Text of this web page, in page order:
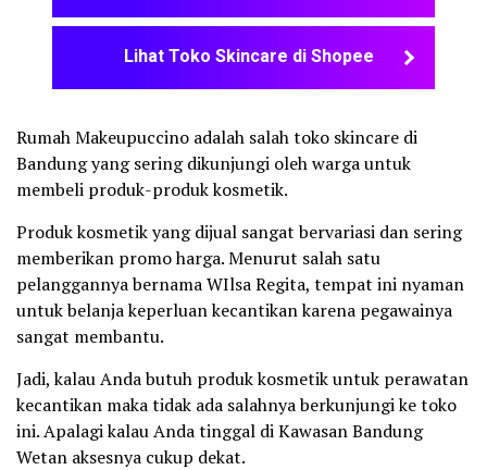
Lihat Toko Skincare di Shopee
Rumah Makeupuccino adalah salah toko skincare di
Bandung yang sering dikunjungi oleh warga untuk
membeli produk-produk kosmetik.
Produk kosmetik yang dijual sangat bervariasi dan sering
memberikan promo harga. Menurut salah satu
pelanggannya bernama WIlsa Regita, tempat ini nyaman
untuk belanja keperluan kecantikan karena pegawainya
sangat membantu.
Jadi, kalau Anda butuh produk kosmetik untuk perawatan
kecantikan maka tidak ada salahnya berkunjungi ke toko
ini. Apalagi kalau Anda tinggal di Kawasan Bandung
Wetan aksesnya cukup dekat.